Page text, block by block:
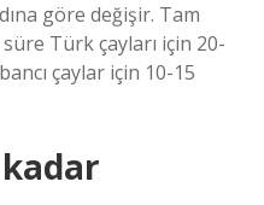
göre değişir. Tam
Türk çayları için 20-
çaylar için 10-15